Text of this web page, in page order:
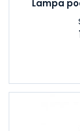
Lampa